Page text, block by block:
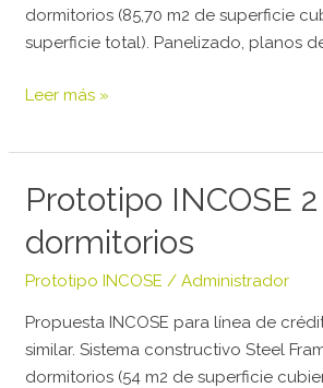
dormitorios (85,70 m2 de superficie
superficie total). Panelizado, planos
Leer más »
Prototipo INCOSE 2
dormitorios
Prototipo INCOSE /Administrador
Propuesta INCOSE para línea de
similar. Sistema constructivo Steel
dormitorios (54 m2 de superficie
Prototipo
INCOSE
2
dormitorios